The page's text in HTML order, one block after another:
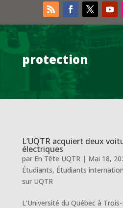
protection
L’UQTR acquiert deux
électriques
par En Tête UQTR| Mai 18,
Étudiants, Étudiants
sur UQTR
L’Université du Québec à